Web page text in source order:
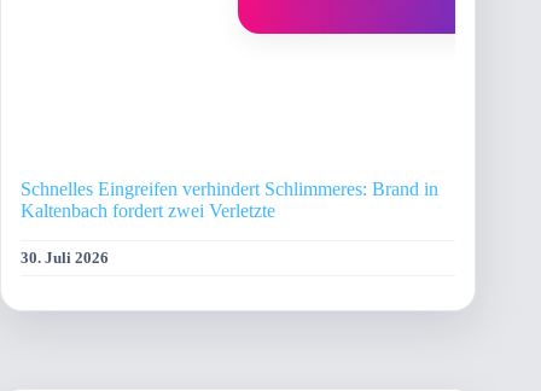
Schnelles Eingreifen verhindert Schlimmeres: Brand in
Kaltenbach fordert zwei Verletzte
30. Juli 2026